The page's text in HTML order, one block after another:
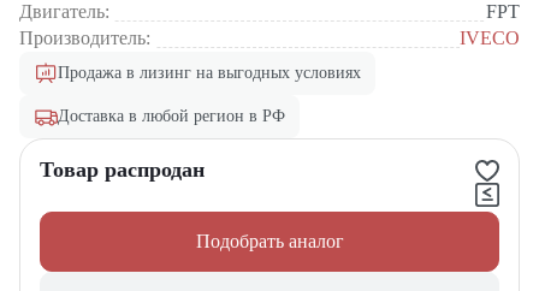
Двигатель:
FPT
Производитель:
IVECO
Продажа в лизинг на выгодных условиях
Доставка в любой регион в РФ
Товар распродан
Подобрать аналог